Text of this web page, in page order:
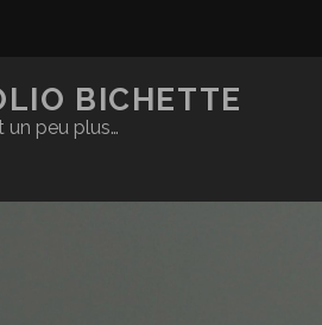
BICHETTE
un peu plus…